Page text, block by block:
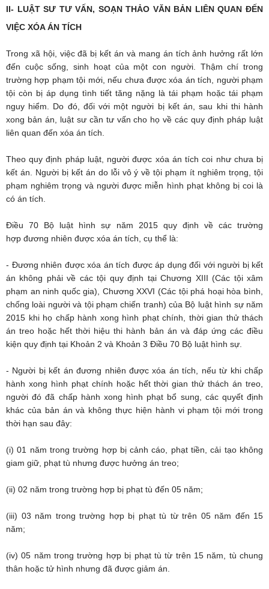
II- LUẬT SƯ TƯ VẤN, SOẠN THẢO VĂN BẢN LIÊN QUAN ĐẾN
VIỆC XÓA ÁN TÍCH
Trong xã hội, việc đã bị kết án và mang án tích ảnh hưởng rất lớn
đến cuộc sống, sinh hoạt của một con người. Thậm chí trong
trường hợp phạm tội mới, nếu chưa được xóa án tích, người phạm
tội còn bị áp dụng tình tiết tăng nặng là tái phạm hoặc tái phạm
nguy hiểm. Do đó, đối với một người bị kết án, sau khi thi hành
xong bản án, luật sư cần tư vấn cho họ về các quy định pháp luật
liên quan đến xóa án tích.
Theo quy định pháp luật, người được xóa án tích coi như chưa bị
kết án. Người bị kết án do lỗi vô ý về tội phạm ít nghiêm trọng, tội
phạm nghiêm trọng và người được miễn hình phạt không bị coi là
có án tích.
Điều 70 Bộ luật hình sự năm 2015 quy định về các trường
hợp đương nhiên được xóa án tích, cụ thể là:
- Đương nhiên được xóa án tích được áp dụng đối với người bị kết
án không phải về các tội quy định tại Chương XIII (Các tội xâm
phạm an ninh quốc gia), Chương XXVI (Các tội phá hoại hòa bình,
chống loài người và tội phạm chiến tranh) của Bộ luật hình sự năm
2015 khi họ chấp hành xong hình phạt chính, thời gian thử thách
án treo hoặc hết thời hiệu thi hành bản án và đáp ứng các điều
kiện quy định tại Khoản 2 và Khoản 3 Điều 70 Bộ luật hình sự.
- Người bị kết án đương nhiên được xóa án tích, nếu từ khi chấp
hành xong hình phạt chính hoặc hết thời gian thử thách án treo,
người đó đã chấp hành xong hình phạt bổ sung, các quyết định
khác của bản án và không thực hiện hành vi phạm tội mới trong
thời hạn sau đây:
(i) 01 năm trong trường hợp bị cảnh cáo, phạt tiền, cải tạo không
giam giữ, phạt tù nhưng được hưởng án treo;
(ii) 02 năm trong trường hợp bị phạt tù đến 05 năm;
(iii) 03 năm trong trường hợp bị phạt tù từ trên 05 năm đến 15
năm;
(iv) 05 năm trong trường hợp bị phạt tù từ trên 15 năm, tù chung
thân hoặc tử hình nhưng đã được giảm án.